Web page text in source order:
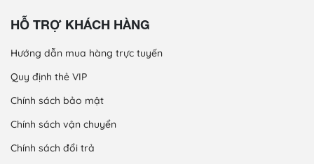
HỖ TRỢ KHÁCH HÀNG
Hướng dẫn mua hàng trực tuyến
Quy định thẻ VIP
Chính sách bảo mật
Chính sách vận chuyển
Chính sách đổi trả